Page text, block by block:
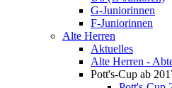
G-Juniorinnen
F-Juniorinnen
Alte Herren
Aktuelles
Alte Herren -
Pott's-Cup ab